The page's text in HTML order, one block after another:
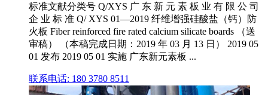
标准文献分类号 Q/XYS 广 东 新 元 素 板 业 有 限 公 司
企 业 标 准 Q/ XYS 01—2019 纤维增强硅酸盐（钙）防
火板 Fiber reinforced fire rated calcium silicate boards （送
审稿） （本稿完成日期：2019 年 03 月 13 日） 2019 05
01 发布 2019 05 01 实施 广东新元素板 ...
联系电话: 180 3780 8511